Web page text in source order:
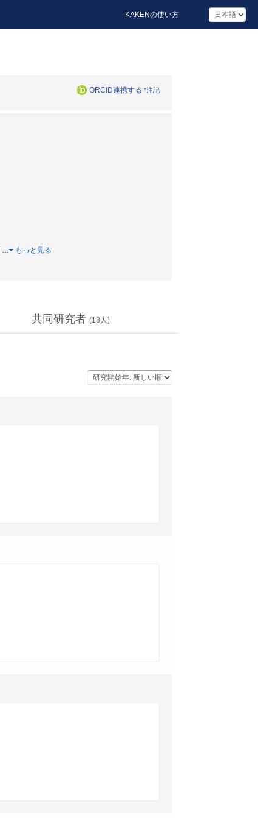
KAKENの使い方
ORCID連携する *注記
… もっと見る
共同研究者 (18 人)